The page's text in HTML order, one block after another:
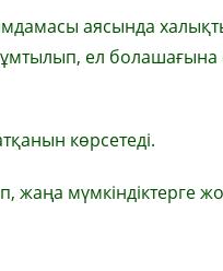
аясында
ел болашағына
көрсетеді.
жаңа мүмкіндіктерге